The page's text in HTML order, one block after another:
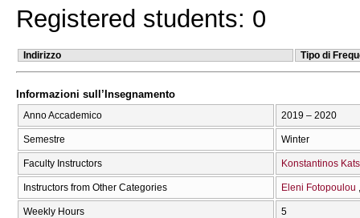
Registered students: 0
Indirizzo Tipo di
Informazioni sull’Insegnamento
Anno Accademico 2019 – 2020
Semestre Winter
Faculty Instructors Konstantinos
Instructors from Other Categories Eleni Fotopoulou
Weekly Hours 5